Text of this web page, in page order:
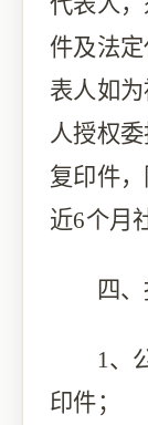
件及法
表人如
人授权
复印件
近6个月
四
1、
印件；